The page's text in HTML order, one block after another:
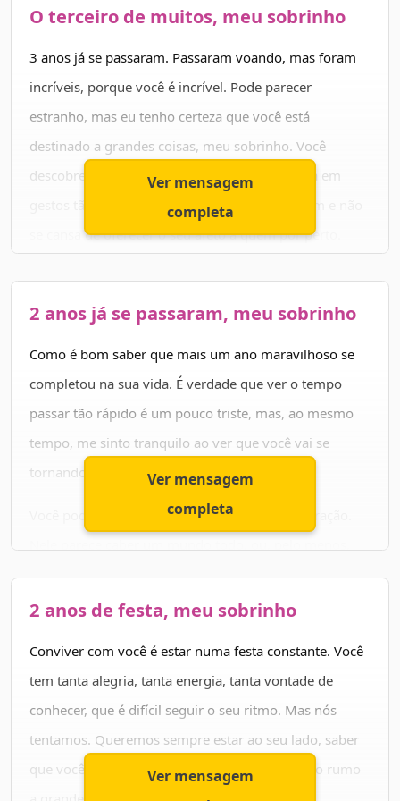
os seus sonhos e possa viver sempre em paz, rodeado
Feliz aniversário! Felicidade, saúde e sucesso para
você, meu sobrinho!
O terceiro de muitos, meu sobrinho
3 anos já se passaram. Passaram voando, mas foram
incríveis, porque você é incrível. Pode parecer
estranho, mas eu tenho certeza que você está
destinado a grandes coisas, meu sobrinho. Você
descobre tudo tão rápido e expressa sabedoria em
gestos tão simples. Você procura sempre o bem e não
se cansa de oferecer o seu afeto a quem por perto.
Sou muito grato por ser seu tio, por ver de perto como
você se desenvolver, ganha o mundo, ganha sabedoria
sempre te ajudar um pouquinho a superar os desafios
da vida. Eles são muitos, é verdade, mas você vai tirar
tudo de letra!
Parabéns e felicidades sempre!
Ver mensagem
completa
2 anos já se passaram, meu sobrinho
Como é bom saber que mais um ano maravilhoso se
completou na sua vida. É verdade que ver o tempo
passar tão rápido é um pouco triste, mas, ao mesmo
tempo, me sinto tranquilo ao ver que você vai se
tornando um grande ser humano.
Você pode ainda ser pequeno, mas tem um coração.
uma família inteira. Você nos presenteia com seu amor,
amor sincero de criança, que é o amor mais bonito que
Cresça sempre assim, meu sobrinho. Sempre alegre e
cheio de amor para dar!
Ver mensagem
completa
2 anos de festa, meu sobrinho
Conviver com você é estar numa festa constante. Você
tem tanta alegria, tanta energia, tanta vontade de
conhecer, que é difícil seguir o seu ritmo. Mas nós
tentamos. Queremos sempre estar ao seu lado, saber
que você está bem e segue um caminho seguro rumo
Ver mensagem